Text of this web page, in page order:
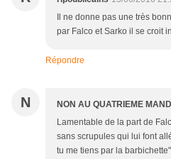
Il ne donne pas une très
par Falco et Sarko il se croit
Répondre
N NON AU QUATRIEME
Lamentable de la part de
sans scrupules qui lui font
tu me tiens par la